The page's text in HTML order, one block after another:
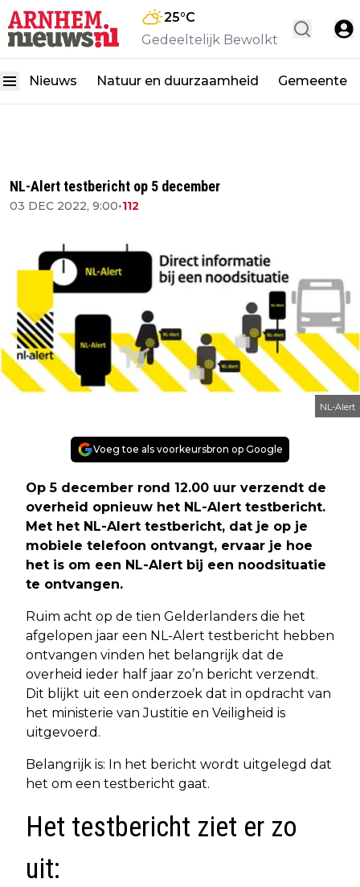
25°C
Gedeeltelijk Bewolkt
Nieuws Natuur en duurzaamheid Gemeente
NL-Alert testbericht op 5 december
03 DEC 2022, 9:00•112
NL-Alert
Voeg toe als voorkeursbron op Google
Op 5 december rond 12.00 uur verzendt de
overheid opnieuw het NL-Alert testbericht.
Met het NL-Alert testbericht, dat je op je
mobiele telefoon ontvangt, ervaar je hoe
het is om een NL-Alert bij een noodsituatie
te ontvangen.
Ruim acht op de tien Gelderlanders die het
afgelopen jaar een NL-Alert testbericht hebben
ontvangen vinden het belangrijk dat de
overheid ieder half jaar zo’n bericht verzendt.
Dit blijkt uit een onderzoek dat in opdracht van
het ministerie van Justitie en Veiligheid is
uitgevoerd.
Belangrijk is: In het bericht wordt uitgelegd dat
het om een testbericht gaat.
Het testbericht ziet er zo
uit: